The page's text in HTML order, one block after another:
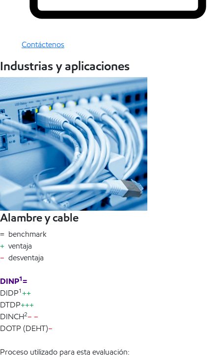
Contáctenos
Industrias y aplicaciones
Alambre y cable
= benchmark
+ ventaja
– desventaja
DINP1=
DIDP1++
DTDP+++
DINCH2– –
DOTP (DEHT)–
Proceso utilizado para esta evaluación: